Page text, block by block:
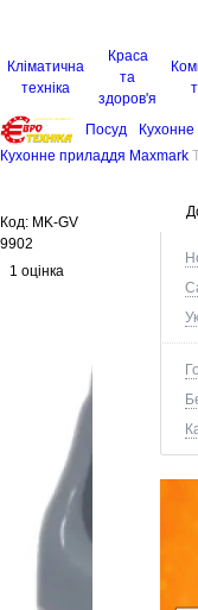
Кліматична
техніка
Краса
та
здоров'я
Посуд
Кухонне приладдя Maxmark
Код: MK-GV
9902
1 оцінка